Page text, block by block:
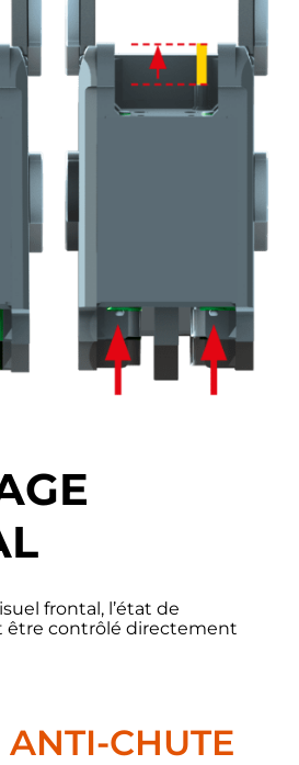
frontal, l’état de
être contrôlé directement
ANTI-CHUTE